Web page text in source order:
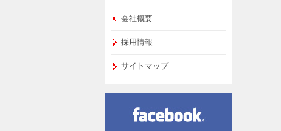
会社概要
採用情報
サイトマップ